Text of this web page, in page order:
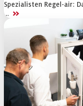
Spezialisten Regel-air:
… >>